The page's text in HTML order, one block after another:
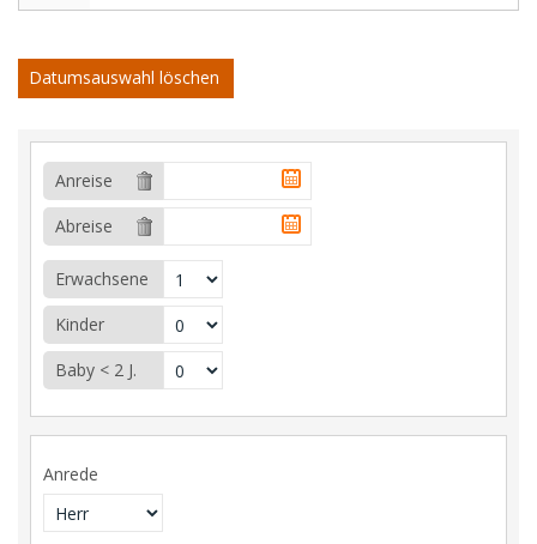
Datumsauswahl löschen
Anreise
Abreise
Erwachsene
Kinder
Baby < 2 J.
Anrede